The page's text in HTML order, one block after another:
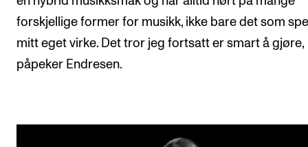
forskjellige former for musikk, ikke bare det som
mitt eget virke. Det tror jeg fortsatt er smart å gjøre,
påpeker Endresen.